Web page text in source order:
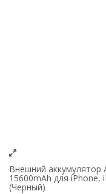
Внешний аккумулятор
15600mAh для iPhone,
(Черный)